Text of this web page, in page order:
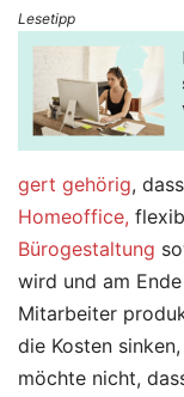
Lesetipp
gert gehörig,
Homeoffice,
Bürogestaltung
wird und am
Mitarbeiter
die Kosten
möchte nicht,